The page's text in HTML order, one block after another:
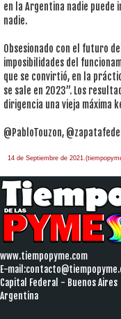
en la Argentina nadie puede
nadie.
Obsesionado con el futuro
imposibilidades del
que se convirtió, en la
se sale en 2023”. Los
dirigencia una vieja máxima
@PabloTouzon,
14 de Septiembre de
www.tiempopyme.com
E-mail:
Capital Federal - Buenos Aires
Argentina